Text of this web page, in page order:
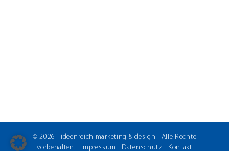
©2026 | ideenreich marketing & design | Alle Rechte
vorbehalten. | Impressum Datenschutz Kontakt